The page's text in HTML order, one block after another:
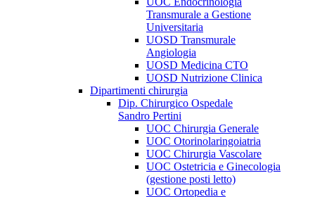
Transmurale a Gestione
Universitaria
UOSD Transmurale
Angiologia
UOSD Medicina CTO
UOSD Nutrizione Clinica
Dipartimenti chirurgia
Dip. Chirurgico Ospedale
Sandro Pertini
UOC Chirurgia Generale
UOC Otorinolaringoiatria
UOC Chirurgia Vascolare
UOC Ostetricia e Ginecologia
(gestione posti letto)
UOC Ortopedia e